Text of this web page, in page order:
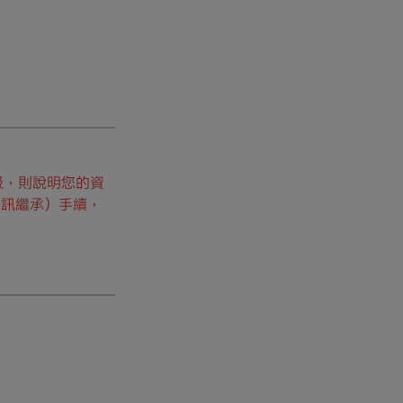
則說明您的資
繼承）手續，